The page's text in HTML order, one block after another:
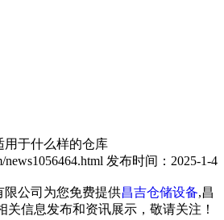
用于什么样的仓库
发布时间：2025-1-4
限公司为您免费提供昌吉仓储设备,昌
关信息发布和资讯展示，敬请关注！